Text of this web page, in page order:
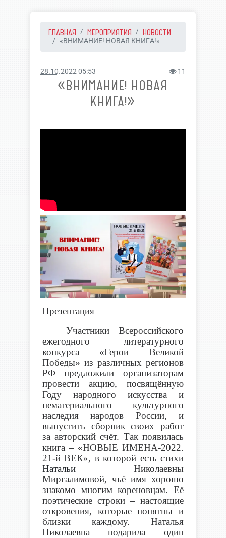
ГЛАВНАЯ МЕРОПРИЯТИЯ НОВОСТИ
«ВНИМАНИЕ! НОВАЯ КНИГА!»
28.10.2022 05:53 11
«ВНИМАНИЕ! НОВАЯ
КНИГА!»
Презентация
Участники Всероссийского
ежегодного литературного
конкурса «Герои Великой
Победы» из различных регионов
РФ предложили организаторам
провести акцию, посвящённую
Году народного искусства и
нематериального культурного
наследия народов России, и
выпустить сборник своих работ
за авторский счёт. Так появилась
книга – «НОВЫЕ ИМЕНА-2022.
21-й ВЕК», в которой есть стихи
НатальиНиколаевны
Миргалимовой, чьё имя хорошо
знакомо многим кореновцам.Её
поэтические строки –настоящие
откровения, которые понятны и
близки каждому.Наталья
Николаевна подарила один